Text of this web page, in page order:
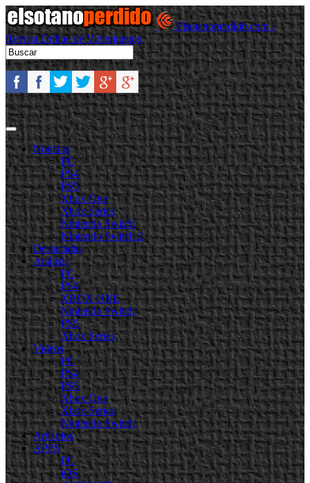
Elsotanoperdido.com -
Revista Online de Videojuegos
Noticias
PC
PS4
PS5
Xbox One
Xbox Series
Nintendo Switch
Nintendo Switch 2
Destacadas
Análisis
PC
PS4
XBOX ONE
Nintendo Switch
PS5
Xbox Series
Videos
PC
PS4
PS5
Xbox One
Xbox Series
Nintendo Switch
Artículos
APPS
PC
iOS